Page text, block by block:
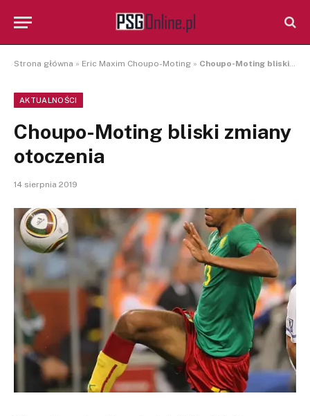
Strona główna » Eric Maxim Choupo-Moting » Choupo-Moting bliski zmiany otoczenia
AKTUALNOŚCI
Choupo-Moting bliski zmiany
otoczenia
14 sierpnia 2019